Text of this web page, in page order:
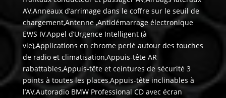
AV,Anneaux d’arrimage dans le coffre sur le seuil de
chargement,Antenne ,Antidémarrage électronique
EWS IV,Appel d’Urgence Intelligent (à
vie),Applications en chrome perlé autour des touches
de radio et climatisation,Appuis-tête AR
rabattables,Appuis-tête et ceintures de sécurité 3
points à toutes les places,Appuis-tête inclinables à
l’AV,Autoradio BMW Professional CD avec écran